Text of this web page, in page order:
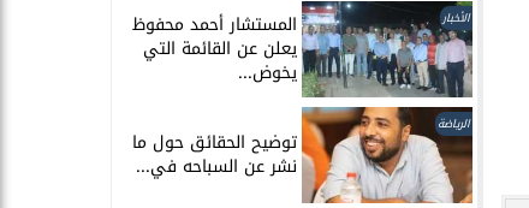
الأخبار المستشار أحمد محفوظ
يعلن عن القائمة التي
يخوض...
الرياضة
توضيح الحقائق حول ما
نشر عن السباحه في...